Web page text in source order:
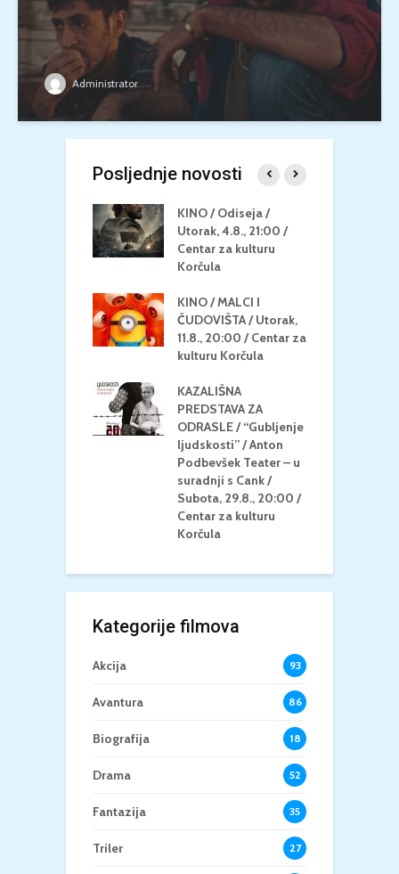
Administrator
Posljednje novosti
KINO / Odiseja /
Utorak, 4.8., 21:00 /
Centar za kulturu
Korčula
KINO / MALCI I
ČUDOVIŠTA / Utorak,
11.8., 20:00 / Centar za
kulturu Korčula
KAZALIŠNA
PREDSTAVA ZA
ODRASLE / “Gubljenje
ljudskosti” / Anton
Podbevšek Teater – u
suradnji s Cank /
Subota, 29.8., 20:00 /
Centar za kulturu
Korčula
Kategorije filmova
Akcija 93
Avantura 86
Biografija 18
Drama 52
Fantazija 35
Triler 27